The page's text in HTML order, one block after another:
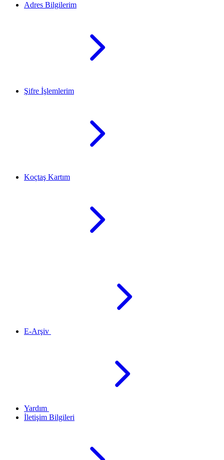
Adres Bilgilerim
Şifre İşlemlerim
Koçtaş Kartım
E-Arşiv
Yardım
İletişim Bilgileri